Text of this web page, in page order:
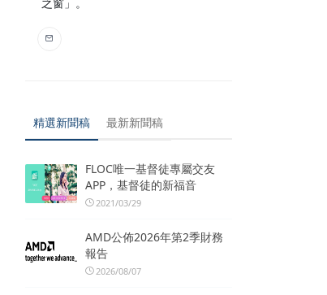
精選新聞稿 最新新聞稿
FLOC唯一基督徒專屬交友
APP，基督徒的新福音
2021/03/29
AMD公佈2026年第2季財務
報告
2026/08/07